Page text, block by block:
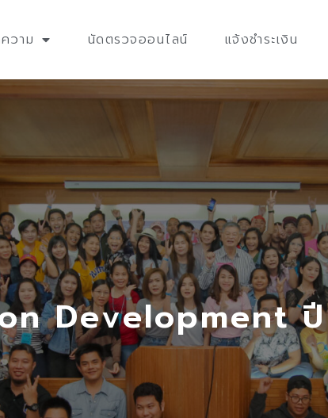
วาม นัดตรวจออนไลน์ แจ้งชำระเงิน
Development